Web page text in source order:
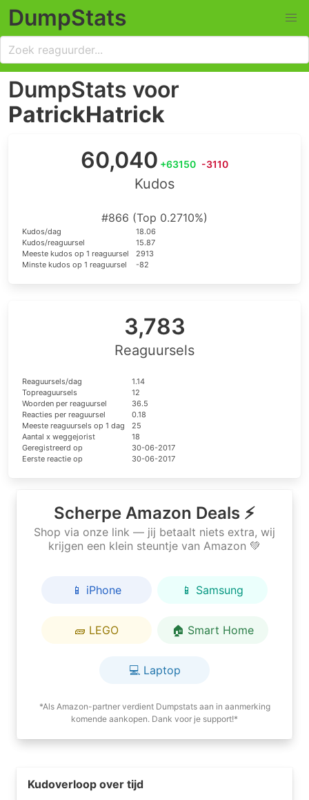
DumpStats
DumpStats voor
PatrickHatrick
60,040 +63150 -3110
Kudos
#866 (Top 0.2710%)
Kudos/dag
18.06
Kudos/reaguursel
15.87
Meeste kudos op 1 reaguursel
2913
Minste kudos op 1 reaguursel
-82
3,783
Reaguursels
Reaguursels/dag
1.14
Topreaguursels
12
Woorden per reaguursel
36.5
Reacties per reaguursel
0.18
Meeste reaguursels op 1 dag
25
Aantal x weggejorist
18
Geregistreerd op
30-06-2017
Eerste reactie op
30-06-2017
Scherpe Amazon Deals ⚡
Shop via onze link — jij betaalt niets extra, wij
krijgen een klein steuntje van Amazon 💚
📱 iPhone 📱 Samsung
🧱 LEGO 🏠 Smart Home
💻 Laptop
*Als Amazon-partner verdient Dumpstats aan in aanmerking
komende aankopen. Dank voor je support!*
Kudoverloop over tijd